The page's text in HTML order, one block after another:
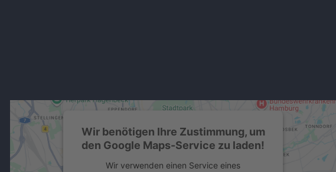
Wir benötigen Ihre Zustimmung, um
den Google Maps-Service zu laden!
Wir verwenden einen Service eines